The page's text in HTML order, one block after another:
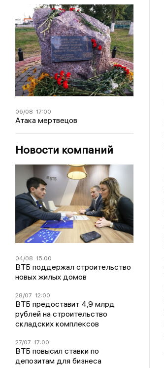
06/08 17:00
Атака мертвецов
Новости компаний
04/08 15:00
ВТБ поддержал строительство
новых жилых домов
28/07 12:00
ВТБ предоставит 4,9 млрд
рублей на строительство
складских комплексов
27/07 17:00
ВТБ повысил ставки по
депозитам для бизнеса